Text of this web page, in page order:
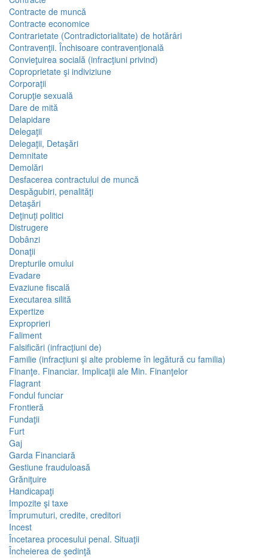
Contracte de muncă
Contracte economice
Contrarietate (Contradictorialitate) de hotărâri
Contravenţii. Închisoare contravenţională
Convieţuirea socială (infracţiuni privind)
Coproprietate şi indiviziune
Corporaţii
Corupţie sexuală
Dare de mită
Delapidare
Delegaţii
Delegaţii, Detaşări
Demnitate
Demolări
Desfacerea contractului de muncă
Despăgubiri, penalităţi
Detaşări
Deţinuţi politici
Distrugere
Dobânzi
Donaţii
Drepturile omului
Evadare
Evaziune fiscală
Executarea silită
Expertize
Exproprieri
Faliment
Falsificări (infracţiuni de)
Familie (infracţiuni şi alte probleme în legătură cu familia)
Finanţe. Financiar. Implicaţii ale Min. Finanţelor
Flagrant
Fondul funciar
Frontieră
Fundaţii
Furt
Gaj
Garda Financiară
Gestiune frauduloasă
Grăniţuire
Handicapaţi
Impozite şi taxe
Împrumuturi, credite, creditori
Incest
Încetarea procesului penal. Situaţii
Încheierea de şedinţă